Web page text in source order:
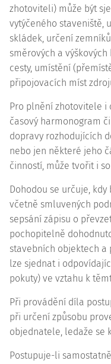
zhotoviteli) může být
vytýčeného staveniště,
skládek, určení
směrových a
cesty, umístění
připojovacích míst
Pro plnění zhotovitele i
časový harmonogram
dopravy rozhodujících
nebo jen některé jeho
činností, může tvořit i
Dohodou se určuje,
včetně smluvených
sepsání zápisu o
pochopitelně
stavebních objektech a
lze sjednat i
pokuty) ve vztahu k
Při provádění díla
při určení způsobu
objednatele, ledaže se
Postupuje-li